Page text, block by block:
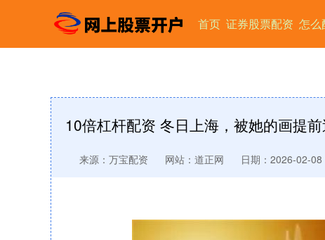
首页 证券股票配资 怎么
10倍杠杆配资 冬日上海，被她的画提
来源：万宝配资 网站：道正网 日期：2026-02-